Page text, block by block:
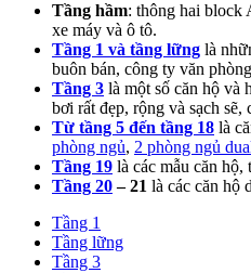
Tầng hầm: thông hai block
xe máy và ô tô.
Tầng 1 và tầng lững là
buôn bán, công ty văn
Tầng 3 là một số căn hộ và
bơi rất đẹp, rộng và sạch
Từ tầng 5 đến tầng 18 là
phòng ngủ, 2 phòng ngủ
Tầng 19 là các mẫu căn hộ,
Tầng 20– 21 là các căn hộ
Tầng 1
Tầng lững
Tầng 3